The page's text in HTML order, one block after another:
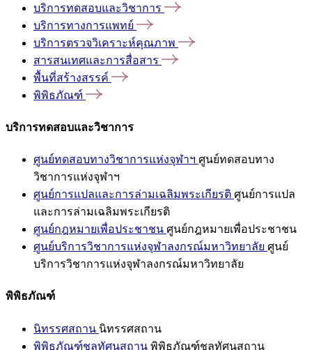
บริการทดสอบและวิชาการ
บริการทางการแพทย์
บริการตรวจวิเคราะห์คุณภาพ
สารสนเทศและการสื่อสาร
พื้นที่สร้างสรรค์
พิพิธภัณฑ์
บริการทดสอบและวิชาการ
ศูนย์ทดสอบทางวิชาการแห่งจุฬาฯ ศูนย์ทดสอบทาง
วิชาการแห่งจุฬาฯ
ศูนย์การแปลและการล่ามเฉลิมพระเกียรติ ศูนย์การแปล
และการล่ามเฉลิมพระเกียรติ
ศูนย์กฎหมายเพื่อประชาชน ศูนย์กฎหมายเพื่อประชาชน
ศูนย์บริการวิชาการแห่งจุฬาลงกรณ์มหาวิทยาลัย ศูนย์
บริการวิชาการแห่งจุฬาลงกรณ์มหาวิทยาลัย
พิพิธภัณฑ์
นิทรรศสถาน นิทรรศสถาน
พิพิธภัณฑ์ชลทัศนสถาน พิพิธภัณฑ์ชลทัศนสถาน